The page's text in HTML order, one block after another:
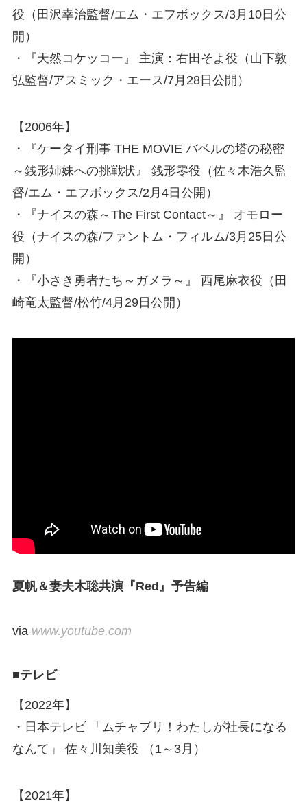
役（田沢幸治監督/エム・エフボックス/3月10日公
開）
・『天然コケッコー』 主演：右田そよ役（山下敦
弘監督/アスミック・エース/7月28日公開）
【2006年】
・『ケータイ刑事 THE MOVIE バベルの塔の秘密
～銭形姉妹への挑戦状』 銭形零役（佐々木浩久監
督/エム・エフボックス/2月4日公開）
・『ナイスの森～The First Contact～』 オモロー
役（ナイスの森/ファントム・フィルム/3月25日公
開）
・『小さき勇者たち～ガメラ～』 西尾麻衣役（田
崎竜太監督/松竹/4月29日公開）
夏帆＆妻夫木聡共演『Red』予告編
via www.youtube.com
■テレビ
【2022年】
・日本テレビ 「ムチャブリ！わたしが社長になる
なんて」 佐々川知美役 （1～3月）
【2021年】